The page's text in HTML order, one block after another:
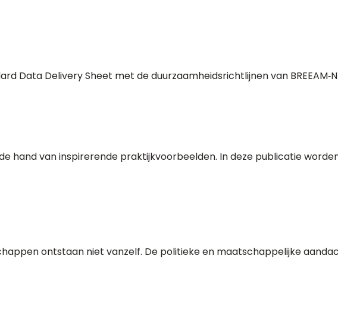
Data Delivery Sheet met de duurzaamheidsrichtlijnen van
hand van inspirerende praktijkvoorbeelden. In deze publicatie
ontstaan niet vanzelf. De politieke en maatschappelijke